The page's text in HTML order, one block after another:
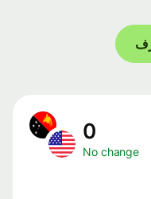
No change